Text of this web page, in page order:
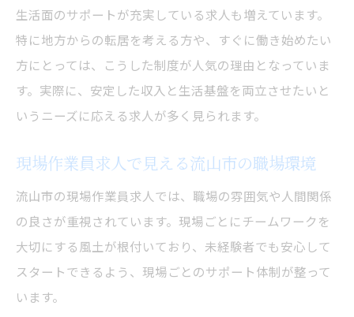
生活面のサポートが充実している求人も増えています。
特に地方からの転居を考える方や、すぐに働き始めたい
方にとっては、こうした制度が人気の理由となっていま
す。実際に、安定した収入と生活基盤を両立させたいと
いうニーズに応える求人が多く見られます。
現場作業員求人で見える流山市の職場環境
流山市の現場作業員求人では、職場の雰囲気や人間関係
の良さが重視されています。現場ごとにチームワークを
大切にする風土が根付いており、未経験者でも安心して
スタートできるよう、現場ごとのサポート体制が整って
います。